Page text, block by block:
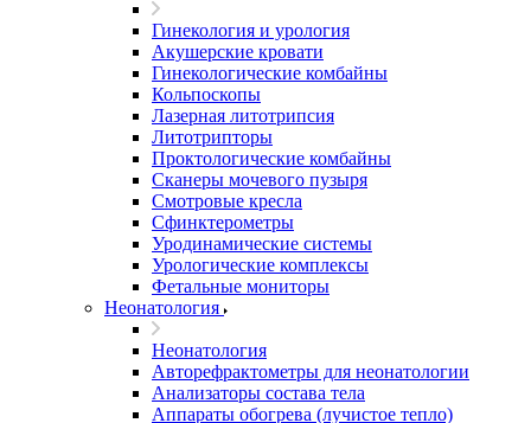
Гинекология и урология
Акушерские кровати
Гинекологические комбайны
Кольпоскопы
Лазерная литотрипсия
Литотрипторы
Проктологические комбайны
Сканеры мочевого пузыря
Смотровые кресла
Сфинктерометры
Уродинамические системы
Урологические комплексы
Фетальные мониторы
Неонатология
Неонатология
Авторефрактометры для неонатологии
Анализаторы состава тела
Аппараты обогрева (лучистое тепло)